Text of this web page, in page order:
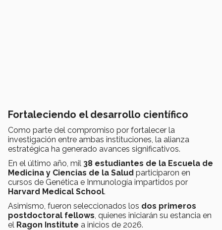
Fortaleciendo el desarrollo científico
Como parte del compromiso por fortalecer la
investigación entre ambas instituciones, la alianza
estratégica ha generado avances significativos.
En el último año, mil 38 estudiantes de la Escuela de
Medicina y Ciencias de la Salud participaron en
cursos de Genética e Inmunología impartidos por
Harvard Medical School.
Asimismo, fueron seleccionados los dos primeros
postdoctoral fellows , quienes iniciarán su estancia en
el Ragon Institute a inicios de 2026.